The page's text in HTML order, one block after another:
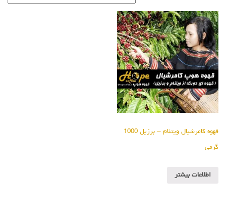
قهوه کامرشیال ویتنام – برزیل 1000
گرمی
اطلاعات بیشتر